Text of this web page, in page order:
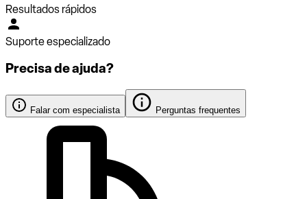
Resultados rápidos
Suporte especializado
Precisa de ajuda?
Falar com especialista Perguntas frequentes